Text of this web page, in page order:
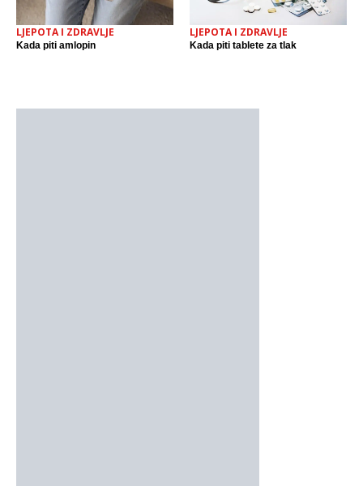
LJEPOTA I ZDRAVLJE
Kada piti amlopin
LJEPOTA I ZDRAVLJE
Kada piti tablete za tlak